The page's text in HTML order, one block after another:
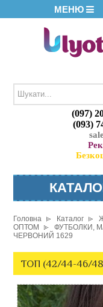
МЕНЮ
(097)
(093)
Головна Каталог
ОПТОМ
ФУТБОЛКИ,
ЧЕРВОНИЙ 1629
ТОП (42/44-46/